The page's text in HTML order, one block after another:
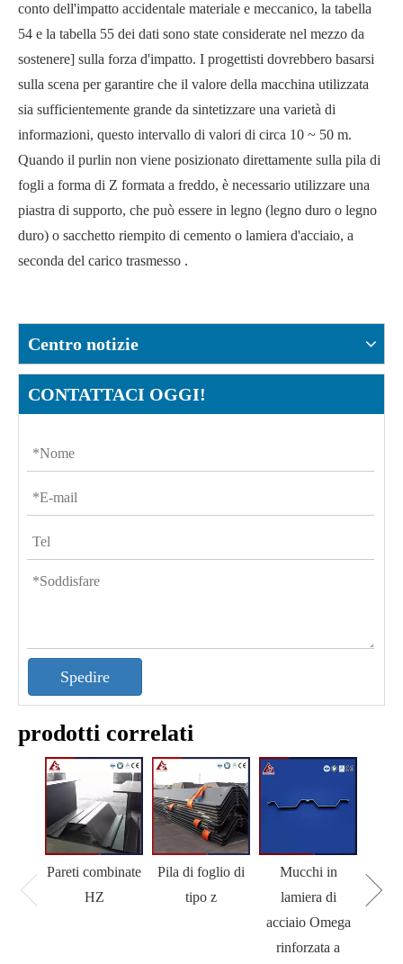
conto dell'impatto accidentale materiale e meccanico, la tabella
54 e la tabella 55 dei dati sono state considerate nel mezzo da
sostenere] sulla forza d'impatto. I progettisti dovrebbero basarsi
sulla scena per garantire che il valore della macchina utilizzata
sia sufficientemente grande da sintetizzare una varietà di
informazioni, questo intervallo di valori di circa 10 ~ 50 m.
Quando il purlin non viene posizionato direttamente sulla pila di
fogli a forma di Z formata a freddo, è necessario utilizzare una
piastra di supporto, che può essere in legno (legno duro o legno
duro) o sacchetto riempito di cemento o lamiera d'acciaio, a
seconda del carico trasmesso .
Centro notizie
CONTATTACI OGGI!
Spedire
prodotti correlati
Pareti combinate
HZ
Pila di foglio di
tipo z
Mucchi in
lamiera di
acciaio Omega
rinforzata a